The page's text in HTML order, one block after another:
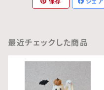
最近チェックした商品